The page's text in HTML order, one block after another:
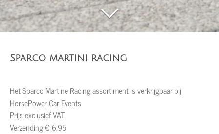
Sparco martini racing
Het Sparco Martine Racing assortiment is verkrijgbaar bij
HorsePower Car Events
Prijs exclusief VAT
Verzending € 6,95